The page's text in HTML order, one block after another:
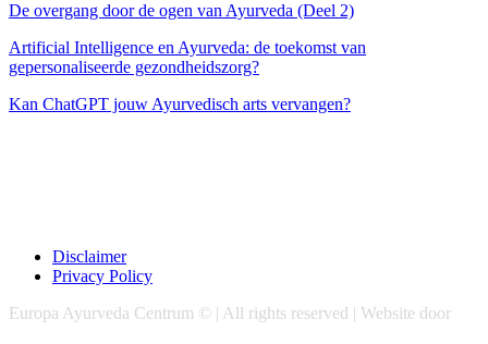
De overgang door de ogen van Ayurveda (Deel 2)
Artificial Intelligence en Ayurveda: de toekomst van
gepersonaliseerde gezondheidszorg?
Kan ChatGPT jouw Ayurvedisch arts vervangen?
Disclaimer
Privacy Policy
Europa Ayurveda Centrum © | All rights reserved | Website door